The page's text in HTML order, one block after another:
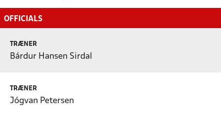
OFFICIALS
TRÆNER
Bárdur Hansen Sirdal
TRÆNER
Jógvan Petersen